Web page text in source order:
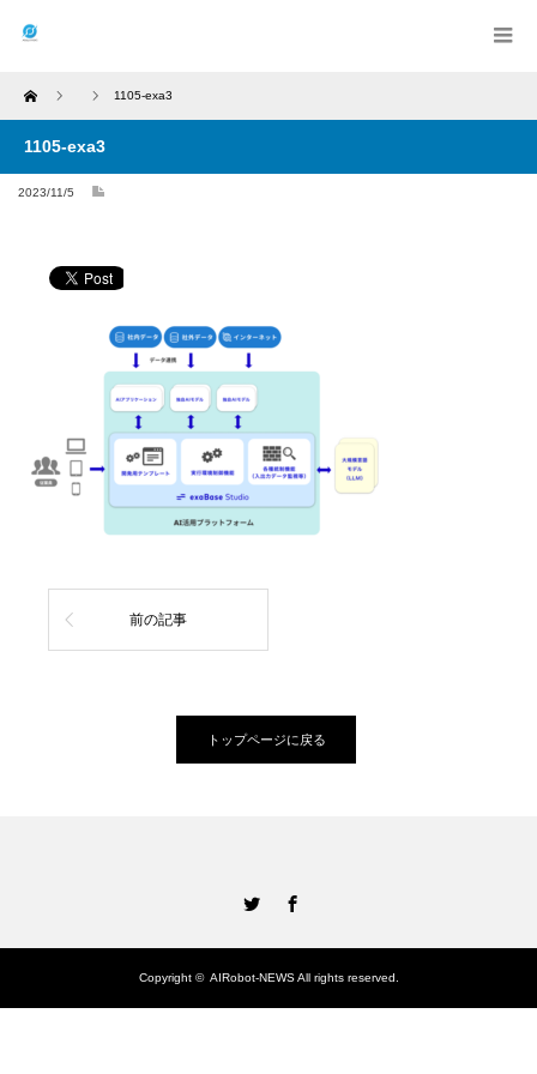
Home 1105-exa3
1105-exa3
2023/11/5
前の記事
トップページに戻る
Copyright © AIRobot-NEWSAll rights reserved.